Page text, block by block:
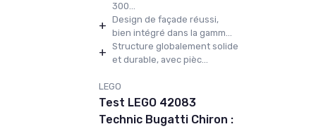
300...
+ Design de façade réussi,
bien intégré dans la gamm...
+ Structure globalement solide
et durable, avec pièc...
LEGO
Test LEGO 42083
Technic Bugatti Chiron :